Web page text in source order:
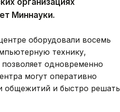
организациях
Миннауки.
оборудовали восемь
технику,
одновременно
могут оперативно
общежитий и быстро решать